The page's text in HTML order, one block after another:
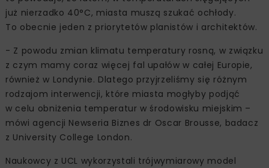
już nierzadko 40°C, miasta muszą szukać ochłody.
To obecnie jeden z priorytetów planistów i architektów.
- Z powodu zmian klimatu temperatury rosną, w związku
z czym mamy coraz więcej fal upałów w całej Europie,
również w Londynie. Dlatego przyjrzeliśmy się różnym
rodzajom interwencji, które miasta mogłyby podjąć
w celu obniżenia temperatur w środowisku miejskim –
mówi agencji Newseria Biznes dr Oscar Brousse, badacz
z University College London.
Naukowcy z UCL wykorzystali trójwymiarowy model